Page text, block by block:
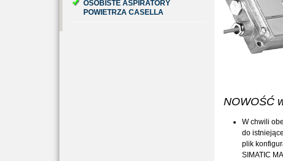
NOWOŚĆ
W chwili
do
plik
SIMATIC
OSOBISTE ASPIRATORY
POWIETRZA CASELLA